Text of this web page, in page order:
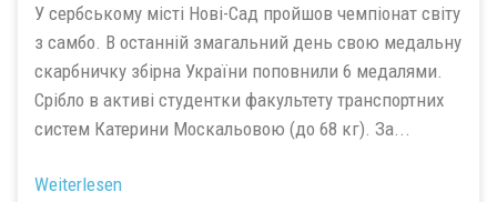
У сербському місті Нові-Сад пройшов чемпіонат світу
з самбо. В останній змагальний день свою медальну
скарбничку збірна України поповнили 6 медалями.
Срібло в активі студентки факультету транспортних
систем Катерини Москальовою (до 68 кг). За...
Weiterlesen